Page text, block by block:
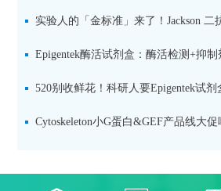
实验人的「金标准」来了！Jackson 二
限时一口价，手慢无！
Epigentek酶活试剂盒：酶活检测+抑制
双赋能，下单即赠京东卡
520别收鲜花！科研人要Epigentek试剂
卡！
Cytoskeleton小G蛋白&GEF产品线大促